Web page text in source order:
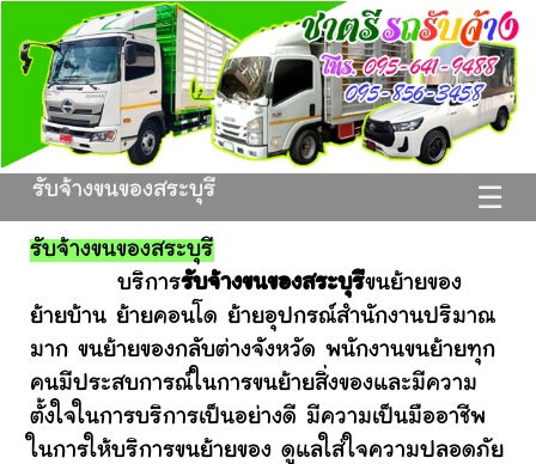
☰
รับจ้างขนของสระบุรี
รับจ้างขนของสระบุรี
บริการรับจ้างขนของสระบุรีขนย้ายของ
ย้ายบ้าน ย้ายคอนโด ย้ายอุปกรณ์สำนักงานปริมาณ
มาก ขนย้ายของกลับต่างจังหวัด พนักงานขนย้ายทุก
คนมีประสบการณ์ในการขนย้ายสิ่งของและมีความ
ตั้งใจในการบริการเป็นอย่างดี มีความเป็นมืออาชีพ
ในการให้บริการขนย้ายของ ดูแลใส่ใจความปลอดภัย